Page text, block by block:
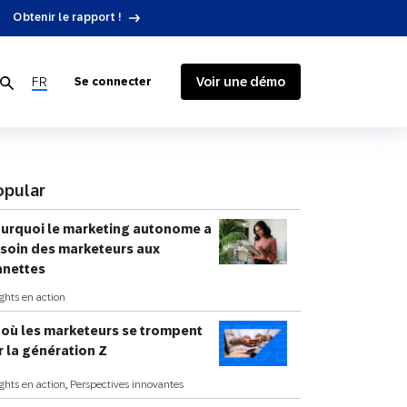
Obtenir le rapport !
Données clients
Intégrations technologiques
Biens de consommation
SAP Engagement Cloud + SAP
Ressources de développement
Blog
FR Se connecter Voir une démo
le marketing autonome a
des marketeurs aux
en action
où les marketeurs se trompent
la génération Z
en action, Perspectives innovantes